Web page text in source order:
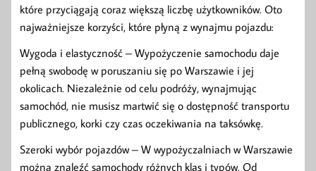
które przyciągają coraz większą liczbę użytkowników. Oto
najważniejsze korzyści, które płyną z wynajmu pojazdu:
Wygoda i elastyczność – Wypożyczenie samochodu daje
pełną swobodę w poruszaniu się po Warszawie i jej
okolicach. Niezależnie od celu podróży, wynajmując
samochód, nie musisz martwić się o dostępność transportu
publicznego, korki czy czas oczekiwania na taksówkę.
Szeroki wybór pojazdów – W wypożyczalniach w Warszawie
można znaleźć samochody różnych klas i typów. Od